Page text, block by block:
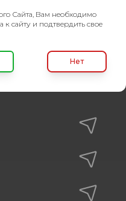
Сайта, Вам необходимо
сайту и подтвердить свое
Нет